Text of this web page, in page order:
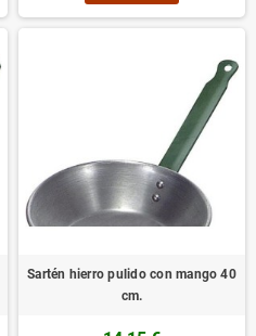
Sartén hierro pulido con mango 40
cm.